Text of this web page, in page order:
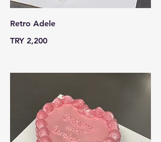
Retro Adele
TRY 2,200